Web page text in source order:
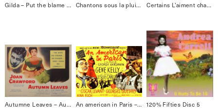
Gilda – Put the blame on name Chantons sous la pluie – Singing in the rain Certains L’aiment chaud – I wanna be loved by you
Autumne Leaves – Autumne Leaves An american in Paris – It’s wonderful 120% Fifties Disc 5